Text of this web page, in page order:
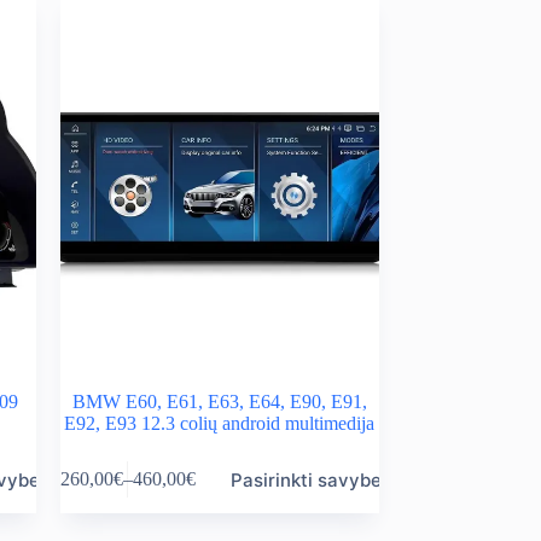
BMW E60, E61, E63, E64, E90, E91,
E92, E93 12.3 colių android multimedija
260,00€–460,00€
Price
Pasirinkti savybes
product